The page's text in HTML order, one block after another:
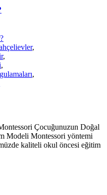
,
,
,
,
Çocuğunuzun Doğal
Modeli Montessori yöntemi
kaliteli okul öncesi eğitim